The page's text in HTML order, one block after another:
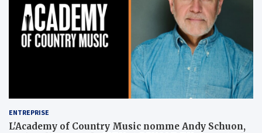
ENTREPRISE
L'Academy of Country Music nomme Andy Schuon,